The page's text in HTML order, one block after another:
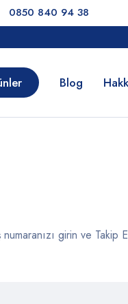
0850 840 94 38
Blog
girin ve